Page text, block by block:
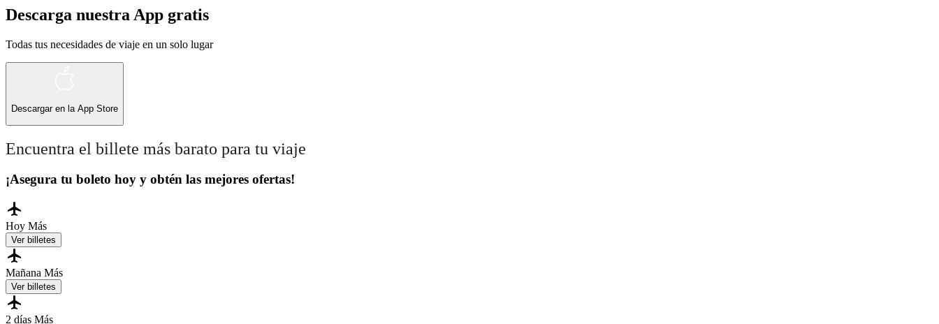
Descarga nuestra App gratis
Todas tus necesidades de viaje en un solo lugar
Descargar en la App Store
Encuentra el billete más barato para tu viaje
¡Asegura tu boleto hoy y obtén las mejores ofertas!
Hoy Más
Ver billetes
Mañana Más
Ver billetes
2 días Más